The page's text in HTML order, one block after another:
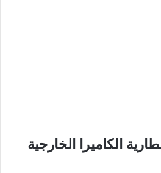
الكاميرا الخارجية